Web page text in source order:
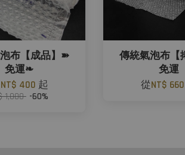
布【成品】➽
免運❧
NT$ 400 起
1,000 -60%
傳統氣泡布【
免運
從NT$